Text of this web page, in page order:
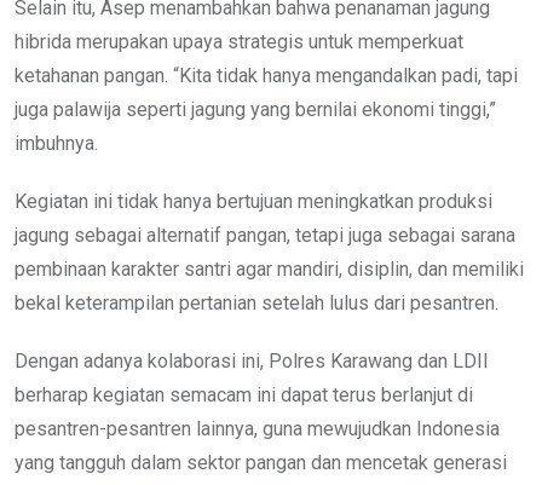
Selain itu, Asep menambahkan bahwa penanaman jagung
hibrida merupakan upaya strategis untuk memperkuat
ketahanan pangan. “Kita tidak hanya mengandalkan padi, tapi
juga palawija seperti jagung yang bernilai ekonomi tinggi,”
imbuhnya.
Kegiatan ini tidak hanya bertujuan meningkatkan produksi
jagung sebagai alternatif pangan, tetapi juga sebagai sarana
pembinaan karakter santri agar mandiri, disiplin, dan memiliki
bekal keterampilan pertanian setelah lulus dari pesantren.
Dengan adanya kolaborasi ini, Polres Karawang dan LDII
berharap kegiatan semacam ini dapat terus berlanjut di
pesantren-pesantren lainnya, guna mewujudkan Indonesia
yang tangguh dalam sektor pangan dan mencetak generasi